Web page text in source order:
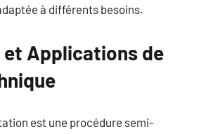
à différents besoins.
Applications de
est une procédure semi-